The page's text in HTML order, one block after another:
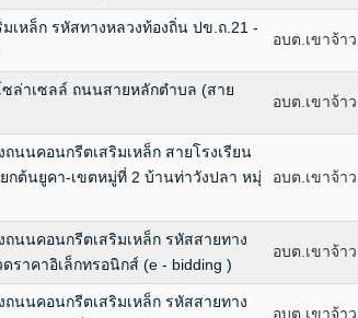
เหล็ก รหัสทางหลวงท้องถิ่น ปข.ถ.21 -
อบต.เขาจ้าว
ซล่าเซลล์ ถนนสายหลักตำบล (สาย
อบต.เขาจ้าว
ถนนคอนกรีตเสริมเหล็ก สายโรงเรียน
กต้นยูคา-เขตหมู่ที่ 2 บ้านท่าวังปลา หมุ่
อบต.เขาจ้าว
ถนนคอนกรีตเสริมเหล็ก รหัสสายทาง
ราคาอิเล็กทรอนิกส์ (e - bidding )
อบต.เขาจ้าว
ถนนคอนกรีตเสริมเหล็ก รหัสสายทาง
อบต.เขาจ้าว